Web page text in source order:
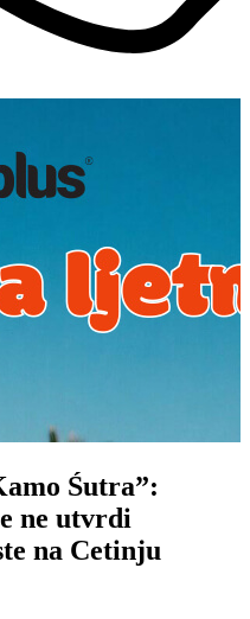
Śutra”:
ne utvrdi
na Cetinju